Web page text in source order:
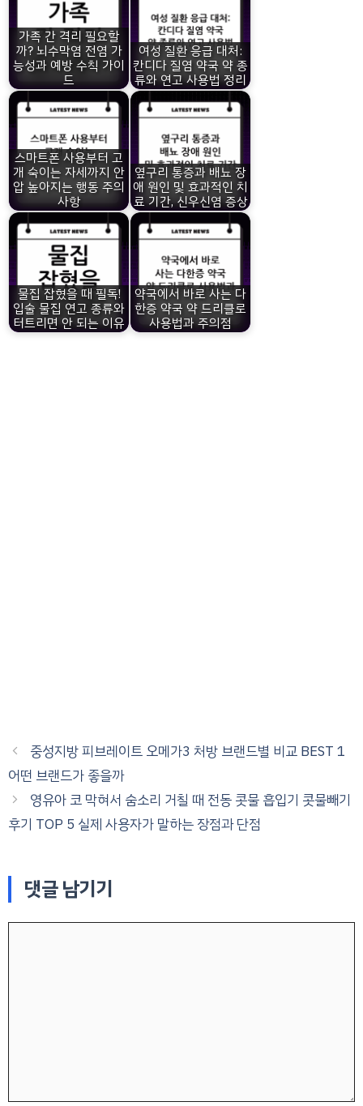
가족 간 격리 필요할
까? 뇌수막염 전염 가
능성과 예방 수칙 가이
드
여성 질환 응급 대처:
칸디다 질염 약국 약 종
류와 연고 사용법 정리
스마트폰 사용부터 고
개 숙이는 자세까지 안
압 높아지는 행동 주의
사항
옆구리 통증과 배뇨 장
애 원인 및 효과적인 치
료 기간, 신우신염 증상
물집 잡혔을 때 필독!
입술 물집 연고 종류와
터트리면 안 되는 이유
약국에서 바로 사는 다
한증 약국 약 드리클로
사용법과 주의점
중성지방 피브레이트 오메가3 처방 브랜드별 비교 BEST 1
어떤 브랜드가 좋을까
영유아 코 막혀서 숨소리 거칠 때 전동 콧물 흡입기 콧물빼기
후기 TOP 5 실제 사용자가 말하는 장점과 단점
댓글 남기기